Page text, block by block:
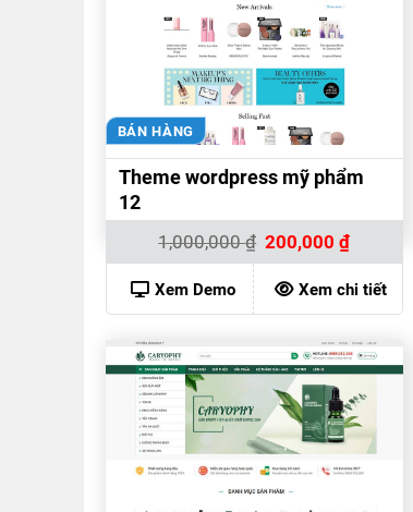
BÁN HÀNG
Theme wordpress mỹ phẩm
12
1,000,000₫ Giá
1,000,000 ₫.
200,000₫Giá
là:
200,000 ₫.
Xem Demo Xem chi tiết